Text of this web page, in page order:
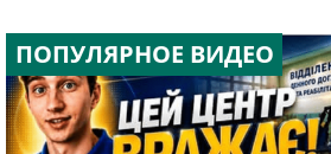
ПОПУЛЯРНОЕ ВИДЕО